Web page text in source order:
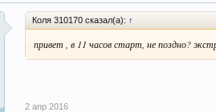
Коля 310170 сказал(а): ↑
привет , в 11 часов старт, не поздно?
2 апр 2016